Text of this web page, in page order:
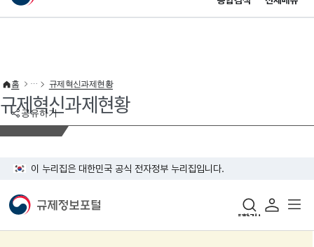
이 누리집은 대한민국 공식 전자정부 누리집입니다.
공유하기
홈 규제혁신과제현황
규제혁신과제현황